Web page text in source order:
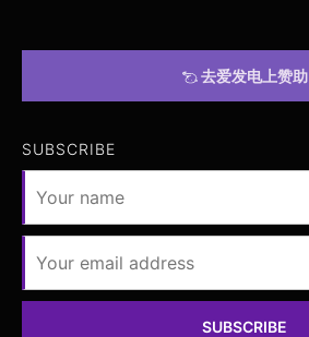
去爱发电上赞助
SUBSCRIBE
SUBSCRIBE